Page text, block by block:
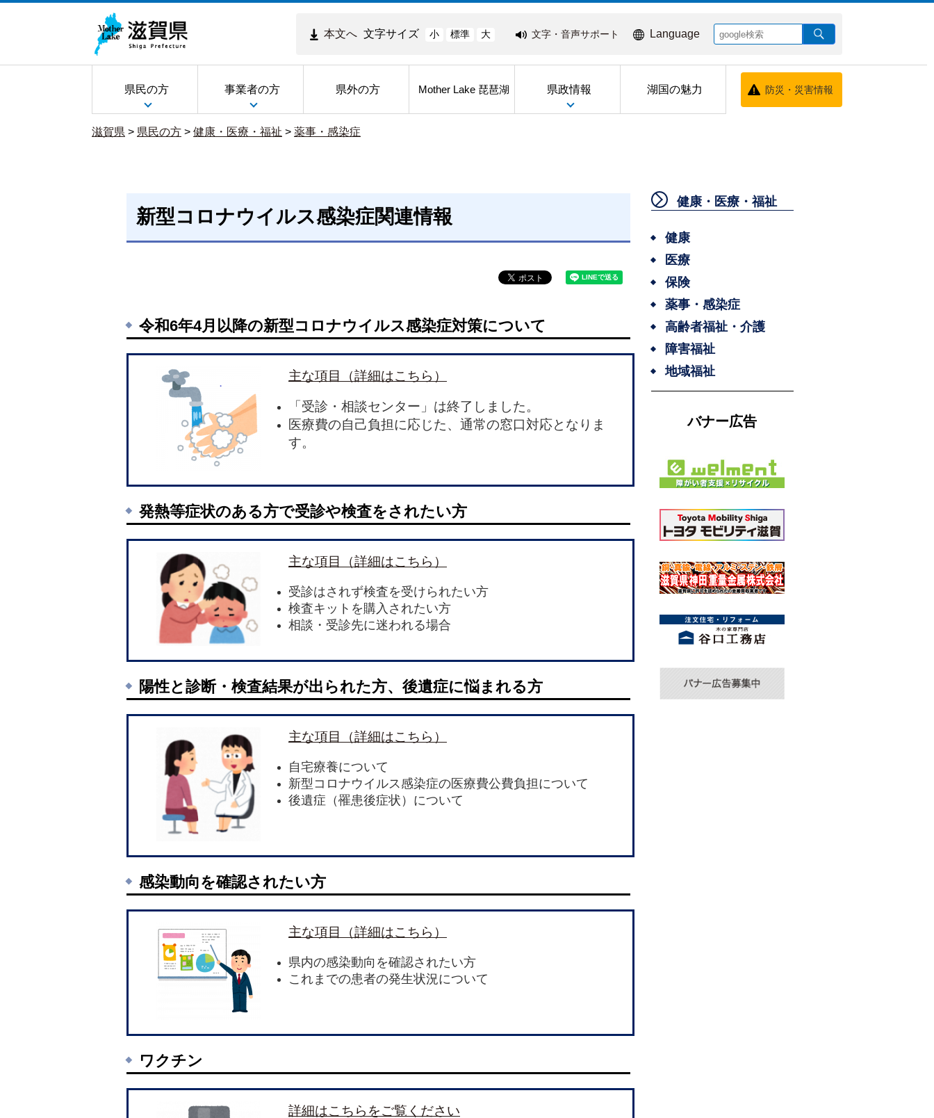
本文へ 文字サイズ 小 標準 大 文字・音声サポート Language
県民の方 事業者の方 県外の方 Mother Lake 琵琶湖 県政情報 湖国の魅力 防災・災害情報
滋賀県 > 県民の方 > 健康・医療・福祉 > 薬事・感染症
新型コロナウイルス感染症関連情報
令和6年4月以降の新型コロナウイルス感染症対策について
主な項目（詳細はこちら）
「受診・相談センター」は終了しました。
医療費の自己負担に応じた、通常の窓口対応となりま
す。
発熱等症状のある方で受診や検査をされたい方
主な項目（詳細はこちら）
受診はされず検査を受けられたい方
検査キットを購入されたい方
相談・受診先に迷われる場合
陽性と診断・検査結果が出られた方、後遺症に悩まれる方
主な項目（詳細はこちら）
自宅療養について
新型コロナウイルス感染症の医療費公費負担について
後遺症（罹患後症状）について
感染動向を確認されたい方
主な項目（詳細はこちら）
県内の感染動向を確認されたい方
これまでの患者の発生状況について
ワクチン
詳細はこちらをご覧ください
健康・医療・福祉
健康
医療
保険
薬事・感染症
高齢者福祉・介護
障害福祉
地域福祉
バナー広告